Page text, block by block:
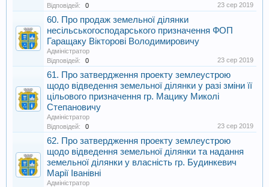
Відповідей:
0 23 сер 2019
60. Про продаж земельної ділянки
несільськогосподарського призначення ФОП
Гаращаку Вікторові Володимировичу
Адміністратор
Відповідей:
0 23 сер 2019
61. Про затвердження проекту землеустрою
щодо відведення земельної ділянки у разі зміни її
цільового призначення гр. Мацику Миколі
Степановичу
Адміністратор
Відповідей:
0 23 сер 2019
62. Про затвердження проекту землеустрою
щодо відведення земельної ділянки та надання
земельної ділянки у власність гр. Будинкевич
Марії Іванівні
Адміністратор